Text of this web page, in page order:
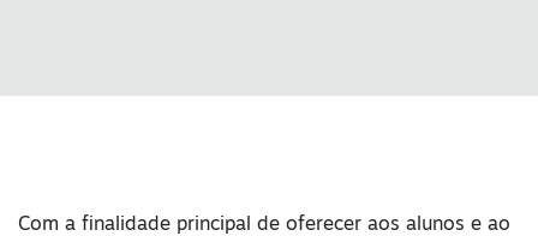
Com a finalidade principal de oferecer aos alunos e ao